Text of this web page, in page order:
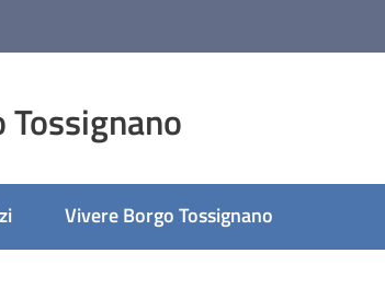
Vivere Borgo Tossignano